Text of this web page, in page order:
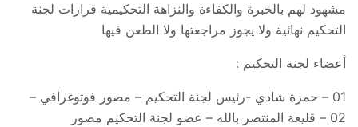
مشهود لهم بالخبرة والكفاءة والنزاهة التحكيمية قرارات لجنة
التحكيم نهائية ولا يجوز مراجعتها ولا الطعن فيها
أعضاء لجنة التحكيم :
01 – حمزة شادي -رئيس لجنة التحكيم – مصور فوتوغرافي –
02 – قليعة المنتصر بالله – عضو لجنة التحكيم مصور